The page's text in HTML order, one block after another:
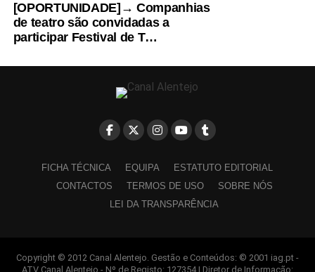
[OPORTUNIDADE]→ Companhias
de teatro são convidadas a
participar Festival de T…
FICHA TÉCNICA EQUIPA
ESTATUTO EDITORIAL
CONTACTOS
TERMOS DE USO
SOBRE NÓS
LEI DA TRANSPARÊNCIA
Copyright © 2012 Canal Alentejo. Gestão e Conteúdos: © 2001 iag.pt -
ATV Canal Alentejo - Nº de Registo: 127354 | Diretor de Informação: